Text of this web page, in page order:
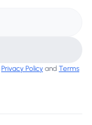
Privacy Policy and Terms